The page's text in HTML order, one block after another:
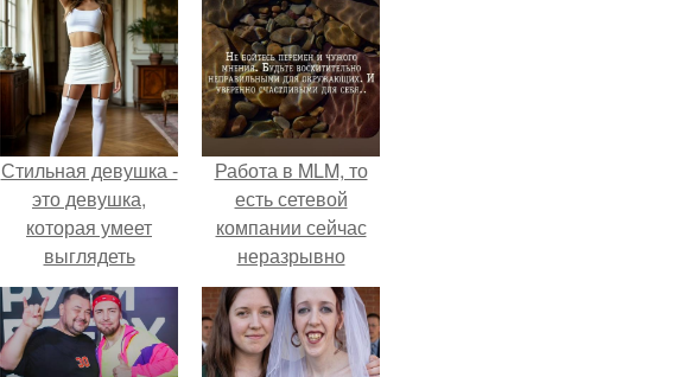
Стильная девушка -
это девушка,
которая умеет
выглядеть
привлекательно и
элегантно в любои
ситуации.
Работа в MLM, то
есть сетевой
компании сейчас
неразрывно
связана с создание
своего контента,
своей страницы в
соц сетях.